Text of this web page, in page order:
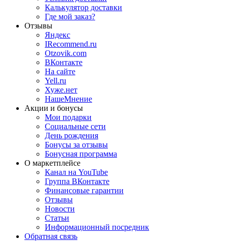
Калькулятор доставки
Где мой заказ?
Отзывы
Яндекс
IRecommend.ru
Otzovik.com
ВКонтакте
На сайте
Yell.ru
Хуже.нет
НашеМнение
Акции и бонусы
Мои подарки
Социальные сети
День рождения
Бонусы за отзывы
Бонусная программа
О маркетплейсе
Канал на YouTube
Группа ВКонтакте
Финансовые гарантии
Отзывы
Новости
Статьи
Информационный посредник
Обратная связь